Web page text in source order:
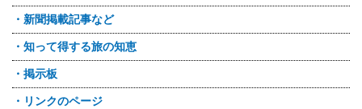
・新聞掲載記事など
・知って得する旅の知恵
・掲示板
・リンクのページ